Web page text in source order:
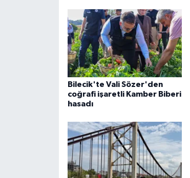
Bilecik'te Vali Sözer'den
coğrafi işaretli Kamber Biberi
hasadı